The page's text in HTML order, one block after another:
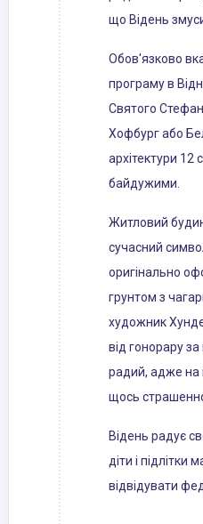
що Відень
Обов'язково
програму в
Святого
Хофбург або
архітектури 12
байдужими.
Житловий
сучасний
оригінально
грунтом з
художник
від гонорару
радий, адже на
щось
Відень радує
діти і
відвідувати